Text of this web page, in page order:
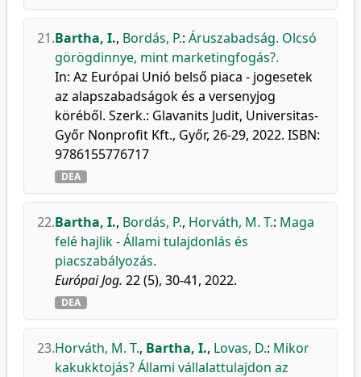
21.Bartha, I., Bordás, P.: Áruszabadság. Olcsó
görögdinnye, mint marketingfogás?.
In: Az Európai Unió belső piaca - jogesetek
az alapszabadságok és a versenyjog
köréből. Szerk.: Glavanits Judit, Universitas-
Győr Nonprofit Kft., Győr, 26-29, 2022. ISBN:
9786155776717
DEA
22.Bartha, I., Bordás, P., Horváth, M. T.: Maga
felé hajlik - Állami tulajdonlás és
piacszabályozás.
Európai Jog. 22 (5), 30-41, 2022.
DEA
23.Horváth, M. T., Bartha, I., Lovas, D.: Mikor
kakukktojás? Állami vállalattulajdon az